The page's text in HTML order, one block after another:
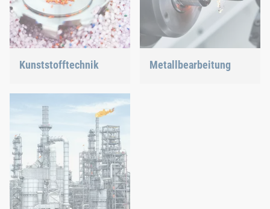
Kunststofftechnik
Produkte aus Kunststoff,
um Ihnen eine ideale
Lösung zu bieten.
Metallbearbeitung